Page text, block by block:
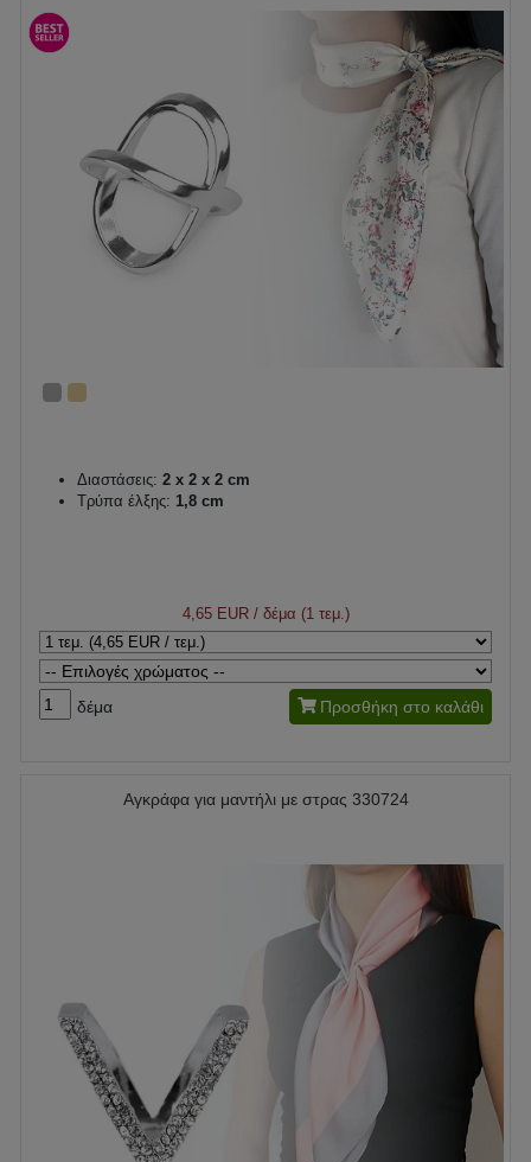
Διαστάσεις: 2 x 2 x 2 cm
Τρύπα έλξης: 1,8 cm
4,65 EUR/ δέμα (1 τεμ.)
δέμα Προσθήκη στο καλάθι
Αγκράφα για μαντήλι με στρας 330724